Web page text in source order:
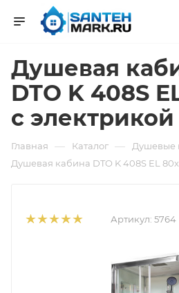
Душевая
DTO K 408S
с
Главная — Каталог — Душевые
Душевая кабина DTO K 408S EL
Артикул: 5764